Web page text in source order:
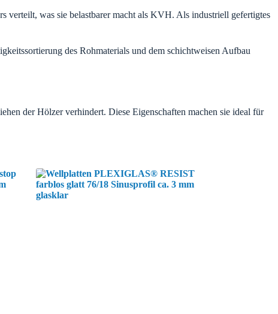
verteilt, was sie belastbarer macht als KVH. Als industriell gefertigtes
des Rohmaterials und dem schichtweisen Aufbau
der Hölzer verhindert. Diese Eigenschaften machen sie ideal für